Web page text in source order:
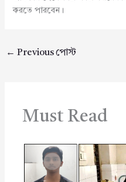
করতে পারবেন।
← Previous পোস্ট
Must Read